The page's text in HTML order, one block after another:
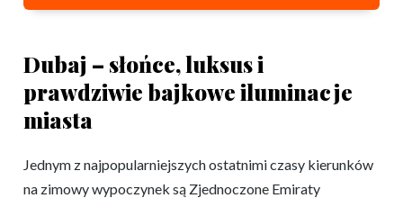
Dubaj – słońce, luksus i
prawdziwie bajkowe iluminacje
miasta
Jednym z najpopularniejszych ostatnimi czasy kierunków
na zimowy wypoczynek są Zjednoczone Emiraty